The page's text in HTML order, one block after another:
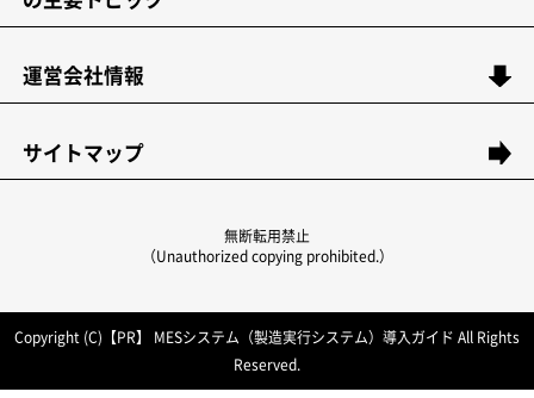
運営会社情報
サイトマップ
無断転用禁止
（Unauthorized copying prohibited.）
Copyright (C)【PR】 MESシステム（製造実行システム）導入ガイド All Rights
Reserved.